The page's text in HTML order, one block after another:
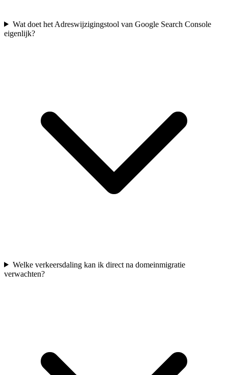
Wat doet het Adreswijzigingstool van Google Search Console
eigenlijk?
Welke verkeersdaling kan ik direct na domeinmigratie
verwachten?